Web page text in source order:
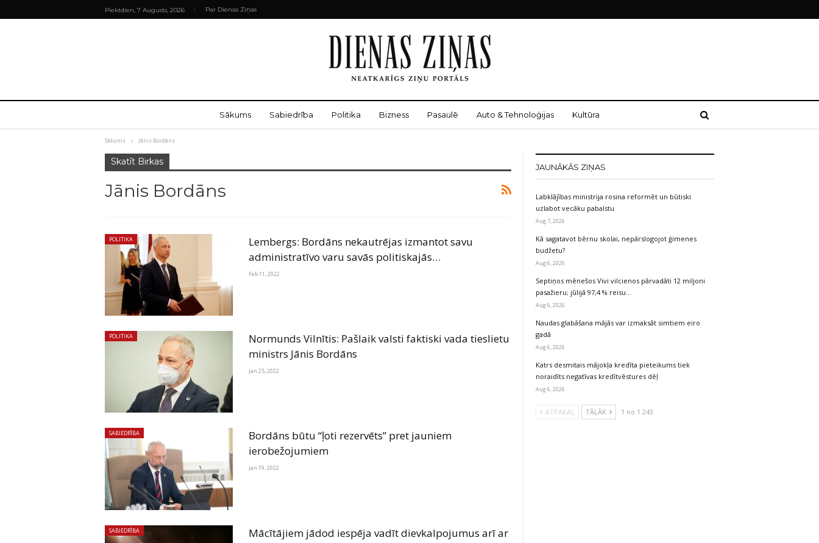
Piektdien, 7 Augusts, 2026 Par Dienas Ziņas
Sākums Sabiedrība Politika Bizness Pasaulē Auto & Tehnoloģijas Kultūra
Sākums Jānis Bordāns
Skatīt Birkas
Jānis Bordāns
POLITIKA
Lembergs: Bordāns nekautrējas izmantot savu
administratīvo varu savās politiskajās…
Feb 11, 2022
POLITIKA
Normunds Vilnītis: Pašlaik valsti faktiski vada tieslietu
ministrs Jānis Bordāns
Jan 25, 2022
SABIEDRĪBA
Bordāns būtu “ļoti rezervēts” pret jauniem
ierobežojumiem
Jan 19, 2022
SABIEDRĪBA
Mācītājiem jādod iespēja vadīt dievkalpojumus arī ar
JAUNĀKĀS ZIŅAS
Labklājības ministrija rosina reformēt un būtiski
uzlabot vecāku pabalstu
Aug 7, 2026
Kā sagatavot bērnu skolai, nepārslogojot ģimenes
budžetu?
Aug 6, 2026
Septiņos mēnešos Vivi vilcienos pārvadāti 12 miljoni
pasažieru; jūlijā 97,4 % reisu…
Aug 6, 2026
Naudas glabāšana mājās var izmaksāt simtiem eiro
gadā
Aug 6, 2026
Katrs desmitais mājokļa kredīta pieteikums tiek
noraidīts negatīvas kredītvēstures dēļ
Aug 6, 2026
ATPAKAĻ TĀLĀK 1 no 1 243